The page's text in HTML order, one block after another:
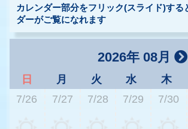
カレンダー部分をフリック(スライド)する
ダーがご覧になれます
2026年 08月
日 月 火 水 木
7/26
7/27 7/28 7/29 7/30